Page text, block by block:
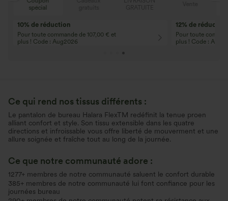
gratuits
Accessoires gratuits
Accessoires offerts pour toute
commande de 88,00 € et plus
toute
Ce qui rend nos tissus différents :
Le pantalon de bureau Halara FlexTM redéfinit la tenue proen
alliant confort et style. Son tissu extensible dans les quatre
directions et infroissable vous offre liberté de mouverment et une
allure soignée et fraîche tout au long de la journée.
Ce que notre communauté adore :
1277+ membres de notre communauté saluent le confort durable
385+ membres de notre communauté lui font confiance pour les
journées bureau